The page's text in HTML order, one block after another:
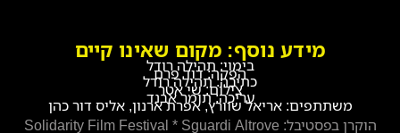
מידע נוסף: מקום שאינו קיים
בימוי: תהילה רודל
הפקה: דוד פרם
כתיבה: תהילה רודל
צילום: שי אטר
עריכה: תומר אבנד
משתתפים: אריאל שוורץ, אפרת ארנון, אליס דור כהן
הוקרן בפסטיבל: Solidarity Film Festival * Sguardi Altrove